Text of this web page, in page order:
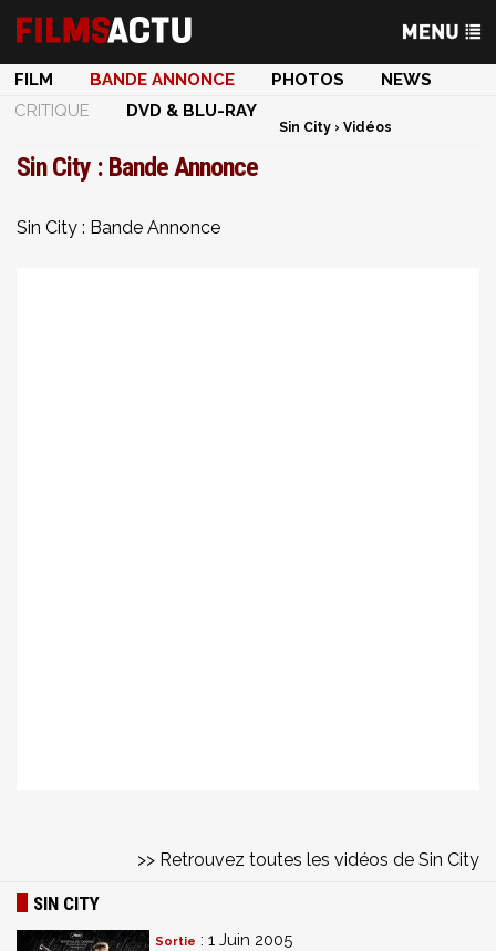
FILM BANDE ANNONCE PHOTOS
NEWS
CRITIQUE
DVD & BLU-RAY
Sin City › Vidéos
Sin City : Bande Annonce
Sin City : Bande Annonce
>> Retrouvez toutes les vidéos de Sin City
SIN CITY
Sortie : 1 Juin 2005